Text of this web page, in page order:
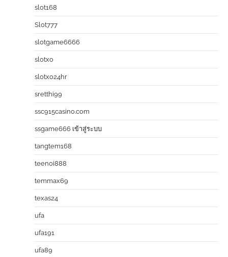
slot168
Slot777
slotgame6666
slotxo
slotxo24hr
sretthi99
ssc915casino.com
ssgame666 เข้าสู่ระบบ
tangtem168
teenoi888
temmax69
texas24
ufa
ufa191
ufa89